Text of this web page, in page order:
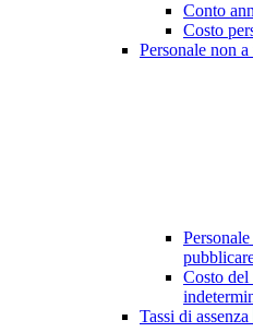
Conto
Costo
Personale non
Costo del
Tassi di assenza